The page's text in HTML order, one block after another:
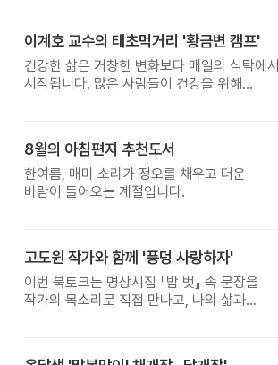
이계호 교수의 태초먹거리 '황금변 캠프'
건강한 삶은 거창한 변화보다 매일의 식탁에서
시작됩니다. 많은 사람들이 건강을 위해
받은 이계호 교수와 함께하는 태초먹거리
황금변 캠프
8월의 아침편지 추천도서
한여름, 매미 소리가 정오를 채우고 더운
바람이 들어오는 계절입니다.
고도원 작가와 함께 '풍덩 사랑하자'
이번 북토크는 명상시집 『밥 벗』 속 문장을
작가의 목소리로 직접 만나고, 나의 삶과